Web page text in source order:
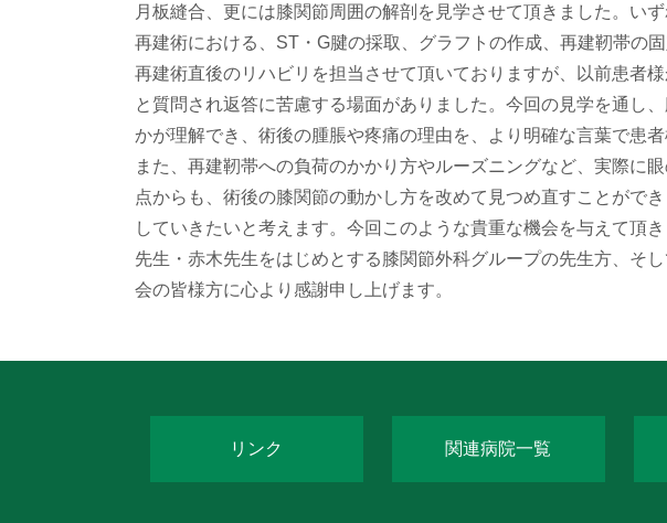
月板縫合、更には膝関節周囲の解剖を見学させて頂きました。い
再建術における、ST・G腱の採取、グラフトの作成、再建靭帯の
再建術直後のリハビリを担当させて頂いておりますが、以前患者
と質問され返答に苦慮する場面がありました。今回の見学を通し
かが理解でき、術後の腫脹や疼痛の理由を、より明確な言葉で患
また、再建靭帯への負荷のかかり方やルーズニングなど、実際に
点からも、術後の膝関節の動かし方を改めて見つめ直すことがで
していきたいと考えます。今回このような貴重な機会を与えて頂
先生・赤木先生をはじめとする膝関節外科グループの先生方、そ
会の皆様方に心より感謝申し上げます。
リンク 関連病院一覧